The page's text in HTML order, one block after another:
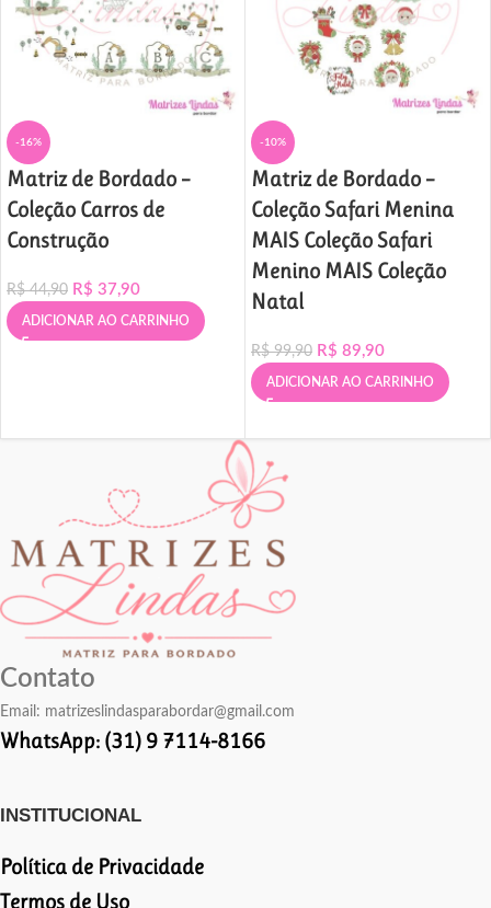
-16%
Matriz de Bordado –
Coleção Carros de
Construção
R$44,90 R$ 37,90
ADICIONAR AO CARRINHO
-10%
Matriz de Bordado –
Coleção Safari Menina
MAIS Coleção Safari
Menino MAIS Coleção
Natal
R$99,90 R$ 89,90
ADICIONAR AO CARRINHO
Contato
Email: matrizeslindasparabordar@gmail.com
WhatsApp: (31) 9 7114-8166
INSTITUCIONAL
Política de Privacidade
Termos de Uso